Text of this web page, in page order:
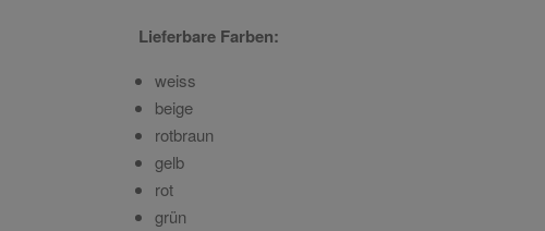
Lieferbare Farben:
weiss
beige
rotbraun
gelb
rot
grün